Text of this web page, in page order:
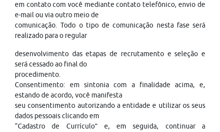
em contato com você mediante contato telefônico, envio de
e-mail ou via outro meio de
comunicação. Todo o tipo de comunicação nesta fase será
realizado para o regular
desenvolvimento das etapas de recrutamento e seleção e
será cessado ao final do
procedimento.
Consentimento: em sintonia com a finalidade acima, e,
estando de acordo, você manifesta
seu consentimento autorizando a entidade e utilizar os seus
dados pessoais clicando em
“Cadastro de Currículo” e, em seguida, continuar a